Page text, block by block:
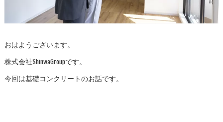
おはようございます。
株式会社ShinwaGroupです。
今回は基礎コンクリートのお話です。